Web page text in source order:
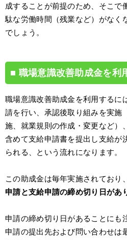
成することが前提のため、そこで
駄な労働時間（残業など）がなく
でしょう。
職場意識改善助成金を利
職場意識改善助成金を利用するに
請を行い、承認後取り組みを実施
施、就業規則の作成・変更など）
含めて支給申請書を提出し支給が
られる、という流れになります。
この助成金は毎年実施されており、
申請と支給申請の締め切り日があ
申請の締め切り日があることにも
申請の提出先および問い合わせは